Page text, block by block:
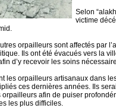
Selon
victime
orpailleurs sont affectés par
Ils ont été évacués vers la
d’y recevoir les soins
les orpailleurs artisanaux dans
ces dernières années. Ils
orpailleurs afin de puiser
les plus difficiles.